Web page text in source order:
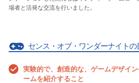
場者と活発な交流を行いました。
センス・オブ・ワンダーナイトの
実験的で、創造的な、ゲームデザイ
ームを紹介すること